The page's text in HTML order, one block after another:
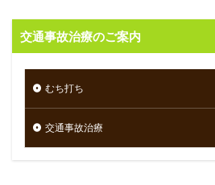
交通事故治療のご案内
むち打ち
交通事故治療